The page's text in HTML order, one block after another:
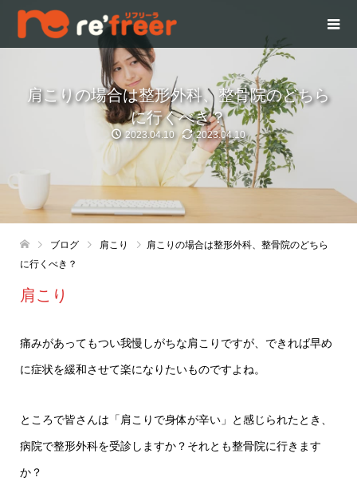
肩こりの場合は整形外科、整骨院のどちら
に行くべき？
2023.04.10 2023.04.10
ブログ 肩こり
肩こりの場合は整形外科、整骨院のどちら
に行くべき？
肩こり
痛みがあってもつい我慢しがちな肩こりですが、できれば早め
に症状を緩和させて楽になりたいものですよね。
ところで皆さんは「肩こりで身体が辛い」と感じられたとき、
病院で整形外科を受診しますか？それとも整骨院に行きます
か？